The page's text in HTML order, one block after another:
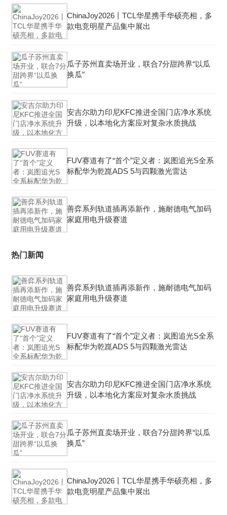
ChinaJoy2026丨TCL华星携手华硕亮相，多
款电竞明星产品集中展出
瓜子苏州直卖场开业，联合7分甜跨界“以瓜
换瓜”
安吉尔助力印尼KFC推进全国门店净水系统
升级，以本地化方案应对复杂水质挑战
FUV赛道有了“首个”定义者：岚图追光S全系
标配华为乾崑ADS 5与四颗激光雷达
善弈系列轨道插再添新作，施耐德电气加码
家庭用电升级赛道
热门新闻
善弈系列轨道插再添新作，施耐德电气加码
家庭用电升级赛道
FUV赛道有了“首个”定义者：岚图追光S全系
标配华为乾崑ADS 5与四颗激光雷达
安吉尔助力印尼KFC推进全国门店净水系统
升级，以本地化方案应对复杂水质挑战
瓜子苏州直卖场开业，联合7分甜跨界“以瓜
换瓜”
ChinaJoy2026丨TCL华星携手华硕亮相，多
款电竞明星产品集中展出